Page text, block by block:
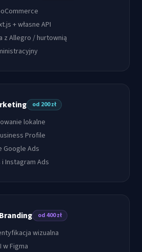
+ własne API
z Allegro / hurtownią
od 200 zł
lokalne
Profile
Google Ads
Instagram Ads
od 400 zł
wizualna
w Figma